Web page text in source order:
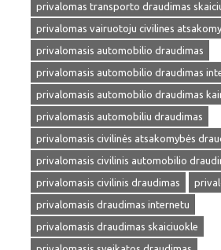
privalomas transporto draudimas
privalomas vairuotoju civilines
privalomasis automobilio draudimas
privalomasis automobilio draudimas
privalomasis automobilio draudimas
privalomasis automobiliu draudimas
privalomasis civilinės atsakomybės
privalomasis civilinis automobilio
privalomasis civilinis draudimas
privalomasis draudimas internetu
privalomasis draudimas skaiciuokle